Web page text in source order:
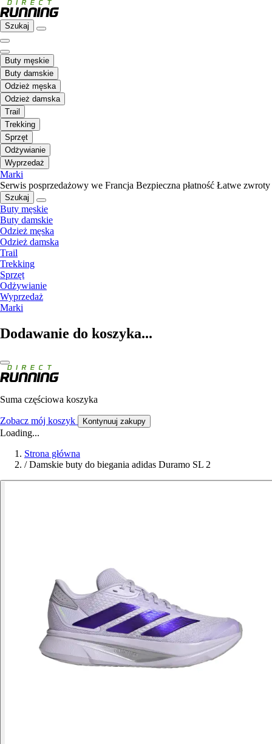
Szukaj
Buty męskie
Buty damskie
Odzież męska
Odzież damska
Trail
Trekking
Sprzęt
Odżywianie
Wyprzedaż
Marki
Serwis posprzedażowy we Francja Bezpieczna płatność Łatwe zwroty
Szukaj
Buty męskie
Buty damskie
Odzież męska
Odzież damska
Trail
Trekking
Sprzęt
Odżywianie
Wyprzedaż
Marki
Dodawanie do koszyka...
Suma częściowa koszyka
Zobacz mój koszyk Kontynuuj zakupy
Loading...
Strona główna
/ Damskie buty do biegania adidas Duramo SL 2